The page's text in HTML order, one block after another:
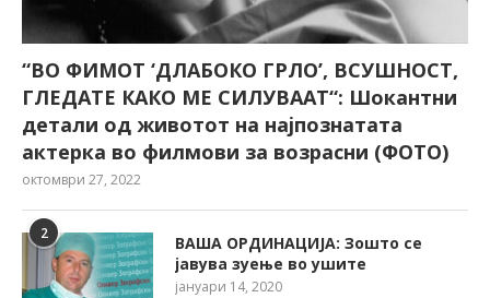
“ВО ФИМОТ ‘ДЛАБОКО ГРЛО’, ВСУШНОСТ,
ГЛЕДАТЕ КАКО МЕ СИЛУВААТ“: Шокантни
детали од животот на најпознатата
актерка во филмови за возрасни (ФОТО)
октомври 27, 2022
2
ВАША ОРДИНАЦИЈА: Зошто се
јавува зуење во ушите
јануари 14, 2020